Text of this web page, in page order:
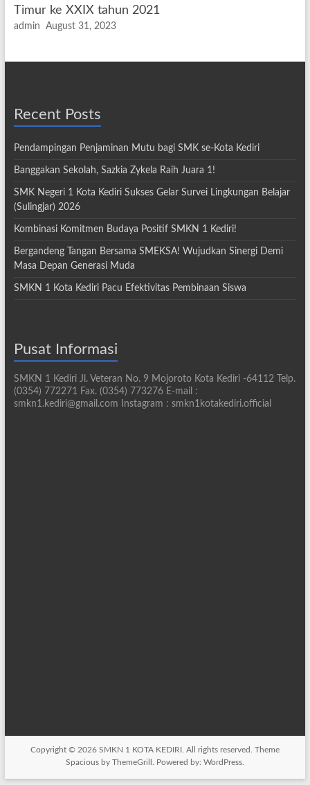
Timur ke XXIX tahun 2021
admin August 31, 2023
Recent Posts
Pendampingan Penjaminan Mutu bagi SMK se-Kota Kediri
Banggakan Sekolah, Sazkia Zykela Raih Juara 1!
SMK Negeri 1 Kota Kediri Sukses Gelar Survei Lingkungan Belajar
(Sulingjar) 2026
Kombinasi Komitmen Budaya Positif SMKN 1 Kediri!
Bergandeng Tangan Bersama SMEKSA! Wujudkan Sinergi Demi
Masa Depan Generasi Muda
SMKN 1 Kota Kediri Pacu Efektivitas Pembinaan Siswa
Pusat Informasi
SMKN 1 Kediri Jl. Veteran No. 9 Mojoroto Kota Kediri -64112 Telp.
(0354) 772271 Fax. (0354) 773276 E-mail :
smkn1.kediri@gmail.com Instagram : smkn1kotakediri.official
Copyright © 2026 SMKN 1 KOTA KEDIRI. All rights reserved. Theme
Spaciousby ThemeGrill. Powered by: WordPress.